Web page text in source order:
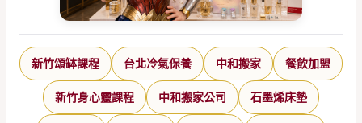
新竹頌缽課程 台北冷氣保養 中和搬家 餐飲加盟
新竹身心靈課程 中和搬家公司 石墨烯床墊